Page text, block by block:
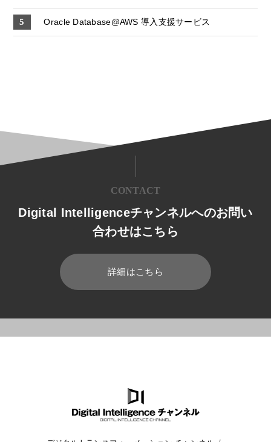
Oracle Database@AWS 導入支援サービス
CONTACT
Digital Intelligenceチャンネルへのお問い
合わせはこちら
詳細はこちら